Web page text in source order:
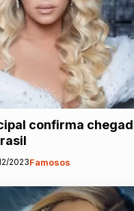
confirma
2023Famosos